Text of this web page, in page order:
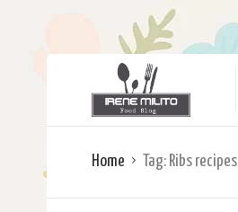
Home Tag: Ribs recipes